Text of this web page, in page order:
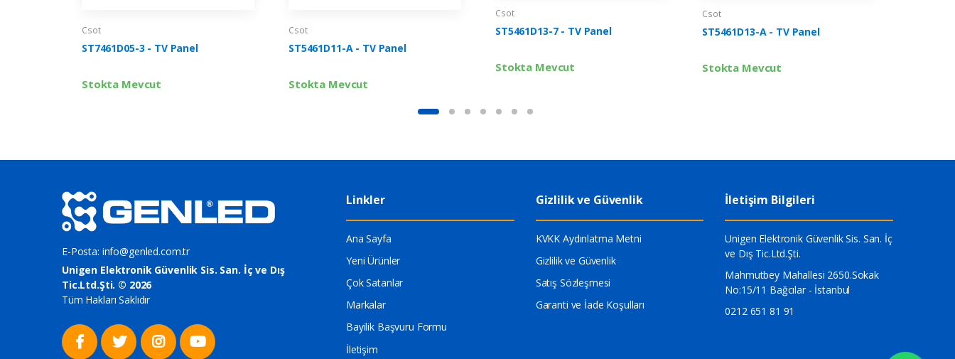
Csot
ST7461D05-3 - TV Panel
Stokta Mevcut
Csot
ST5461D11-A - TV Panel
Stokta Mevcut
Csot
ST5461D13-7 - TV Panel
Stokta Mevcut
Csot
ST5461D13-A - TV Panel
Stokta Mevcut
E-Posta: info@genled.com.tr
Unigen Elektronik Güvenlik Sis. San. İç ve Dış
Tic.Ltd.Şti. © 2026
Tüm Hakları Saklıdır
Linkler
Ana Sayfa
Yeni Ürünler
Çok Satanlar
Markalar
Bayilik Başvuru Formu
İletişim
Gizlilik ve Güvenlik
KVKK Aydınlatma Metni
Gizlilik ve Güvenlik
Satış Sözleşmesi
Garanti ve İade Koşulları
İletişim Bilgileri
Unigen Elektronik Güvenlik Sis. San. İç
ve Dış Tic.Ltd.Şti.
Mahmutbey Mahallesi 2650.Sokak
No:15/11 Bağcılar - İstanbul
0212 651 81 91